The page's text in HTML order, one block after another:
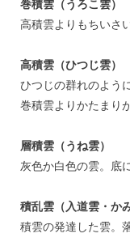
巻積雲（うろこ雲）
高積雲よりもちいさ
高積雲（ひつじ雲）
ひつじの群れのよう
巻積雲よりかたまり
層積雲（うね雲）
灰色か白色の雲。底
積乱雲（入道雲・か
積雲の発達した雲。